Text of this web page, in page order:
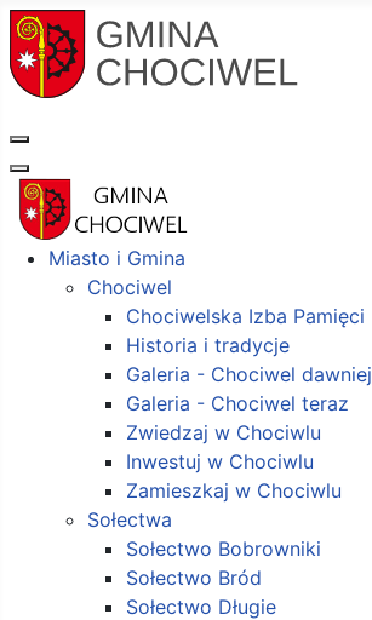
Miasto i Gmina
Chociwel
Chociwelska Izba Pamięci
Historia i tradycje
Galeria - Chociwel dawniej
Galeria - Chociwel teraz
Zwiedzaj w Chociwlu
Inwestuj w Chociwlu
Zamieszkaj w Chociwlu
Sołectwa
Sołectwo Bobrowniki
Sołectwo Bród
Sołectwo Długie